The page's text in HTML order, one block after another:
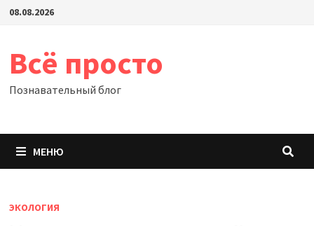
Перейти
08.08.2026
Всё просто
Познавательный блог
МЕНЮ
ЭКОЛОГИЯ